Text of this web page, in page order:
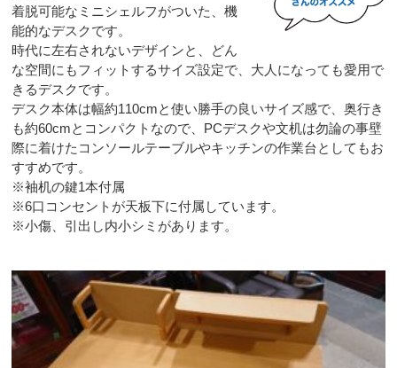
着脱可能なミニシェルフがついた、機
能的なデスクです。
時代に左右されないデザインと、どん
な空間にもフィットするサイズ設定で、大人になっても愛用で
きるデスクです。
デスク本体は幅約110cmと使い勝手の良いサイズ感で、奥行き
も約60cmとコンパクトなので、PCデスクや文机は勿論の事壁
際に着けたコンソールテーブルやキッチンの作業台としてもお
すすめです。
※袖机の鍵1本付属
※6口コンセントが天板下に付属しています。
※小傷、引出し内小シミがあります。